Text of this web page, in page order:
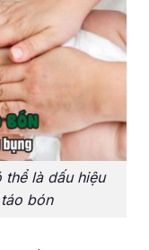
là dấu hiệu
bón